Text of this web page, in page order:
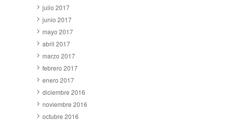
julio 2017
junio 2017
mayo 2017
abril 2017
marzo 2017
febrero 2017
enero 2017
diciembre 2016
noviembre 2016
octubre 2016